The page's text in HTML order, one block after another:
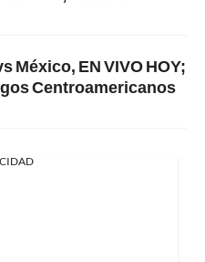
México, EN VIVO HOY;
Centroamericanos